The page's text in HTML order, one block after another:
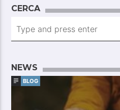
CERCA
NEWS
BLOG